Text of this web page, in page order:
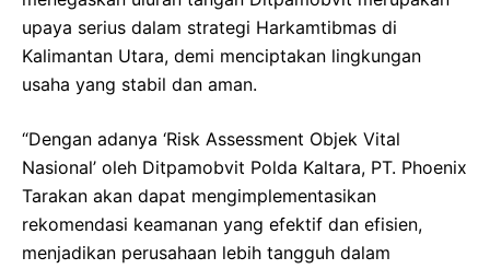
upaya serius dalam strategi Harkamtibmas di
Kalimantan Utara, demi menciptakan lingkungan
usaha yang stabil dan aman.
“Dengan adanya ‘Risk Assessment Objek Vital
Nasional’ oleh Ditpamobvit Polda Kaltara, PT. Phoenix
Tarakan akan dapat mengimplementasikan
rekomendasi keamanan yang efektif dan efisien,
menjadikan perusahaan lebih tangguh dalam